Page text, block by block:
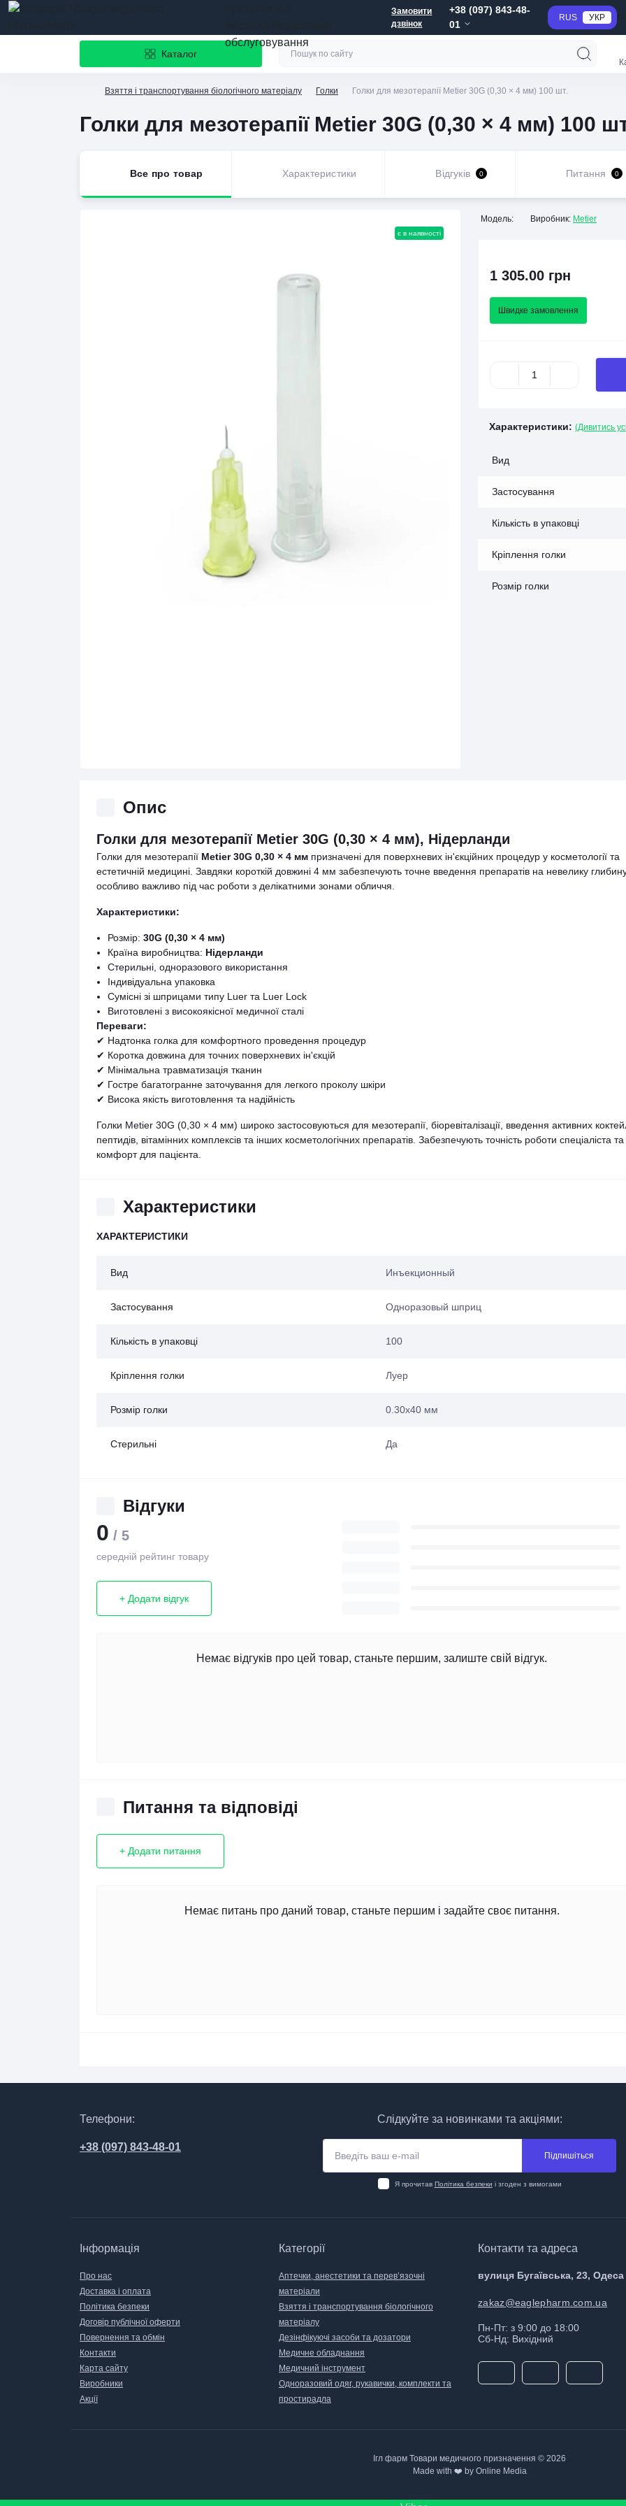
обслуговування
Замовити
дзвінок
+38 (097) 843-48-
01
RUS УКР
Каталог
Взяття і транспортування біологічного матеріалу Голки Голки для мезотерапії Metier 30G (0,30 × 4 мм) 100 шт.
Голки для мезотерапії Metier 30G (0,30 × 4 мм) 100
Все про товар Характеристики Відгуків 0 Питання 0
є в наявності
Модель: Виробник: Metier
1 305.00 грн
Швидке замовлення
Характеристики: (Дивитись
Вид
Застосування
Кількість в упаковці
Кріплення голки
Розмір голки
Опис
Голки для мезотерапії Metier 30G (0,30 × 4 мм), Нідерланди
Голки для мезотерапії Metier 30G 0,30 × 4 мм призначені для поверхневих ін'єкційних процедур у косметології та
естетичній медицині. Завдяки короткій довжині 4 мм забезпечують точне введення препаратів на невелику
особливо важливо під час роботи з делікатними зонами обличчя.
Характеристики:
Розмір: 30G (0,30 × 4 мм)
Країна виробництва: Нідерланди
Стерильні, одноразового використання
Індивідуальна упаковка
Сумісні зі шприцами типу Luer та Luer Lock
Виготовлені з високоякісної медичної сталі
Переваги:
✔ Надтонка голка для комфортного проведення процедур
✔ Коротка довжина для точних поверхневих ін'єкцій
✔ Мінімальна травматизація тканин
✔ Гостре багатогранне заточування для легкого проколу шкіри
✔ Висока якість виготовлення та надійність
Голки Metier 30G (0,30 × 4 мм) широко застосовуються для мезотерапії, біоревіталізації, введення активних
пептидів, вітамінних комплексів та інших косметологічних препаратів. Забезпечують точність роботи спеціаліста та
комфорт для пацієнта.
Характеристики
ХАРАКТЕРИСТИКИ
Вид Инъекционный
Застосування Одноразовый шприц
Кількість в упаковці 100
Кріплення голки Луер
Розмір голки 0.30х40 мм
Стерильні Да
Відгуки
0 / 5
середній рейтинг товару
+ Додати відгук
Немає відгуків про цей товар, станьте першим, залиште свій відгук.
Питання та відповіді
+ Додати питання
Немає питань про даний товар, станьте першим і задайте своє питання.
Телефони:
+38 (097) 843-48-01
Слідкуйте за новинками та акціями:
Підпишіться
Я прочитав Політика безпеки і згоден з вимогами
Інформація
Про нас
Доставка і оплата
Політика безпеки
Договір публічної оферти
Повернення та обмін
Контакти
Карта сайту
Виробники
Акції
Категорії
Аптечки, анестетики та перев’язочні
матеріали
Взяття і транспортування біологічного
матеріалу
Дезінфікуючі засоби та дозатори
Медичне обладнання
Медичний інструмент
Одноразовий одяг, рукавички, комплекти та
простирадла
Контакти та адреса
вулиця Бугаївська, 23, Одеса
zakaz@eaglepharm.com.ua
Пн-Пт: з 9:00 до 18:00
Сб-Нд: Вихідний
Ігл фарм Товари медичного призначення © 2026
Made with ❤️ by Online Media